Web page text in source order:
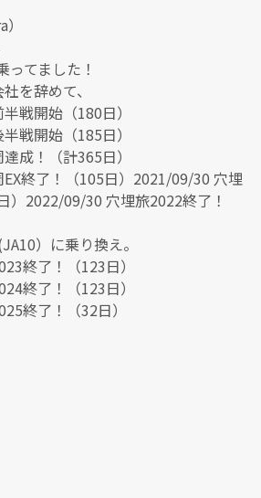
ってました！
を辞めて、
戦開始（180日）
戦開始（185日）
成！（計365日）
終了！（105日）2021/09/30 穴埋
）2022/09/30 穴埋旅2022終了！
）に乗り換え。
終了！（123日）
終了！（123日）
終了！（32日）